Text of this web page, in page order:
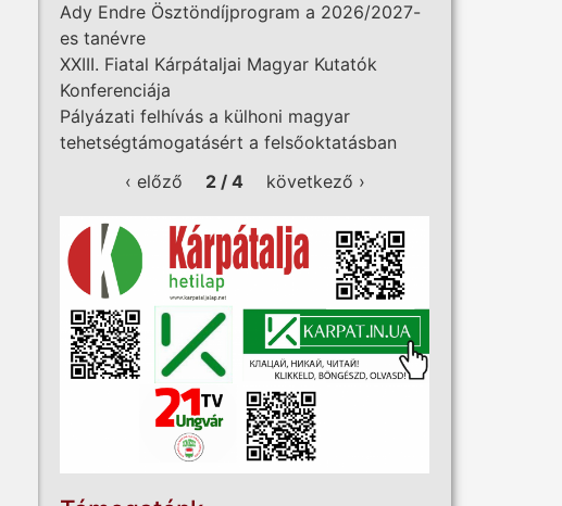
Ady Endre Ösztöndíjprogram a 2026/2027-
es tanévre
XXIII. Fiatal Kárpátaljai Magyar Kutatók
Konferenciája
Pályázati felhívás a külhoni magyar
tehetségtámogatásért a felsőoktatásban
‹ előző
2 / 4 következő ›